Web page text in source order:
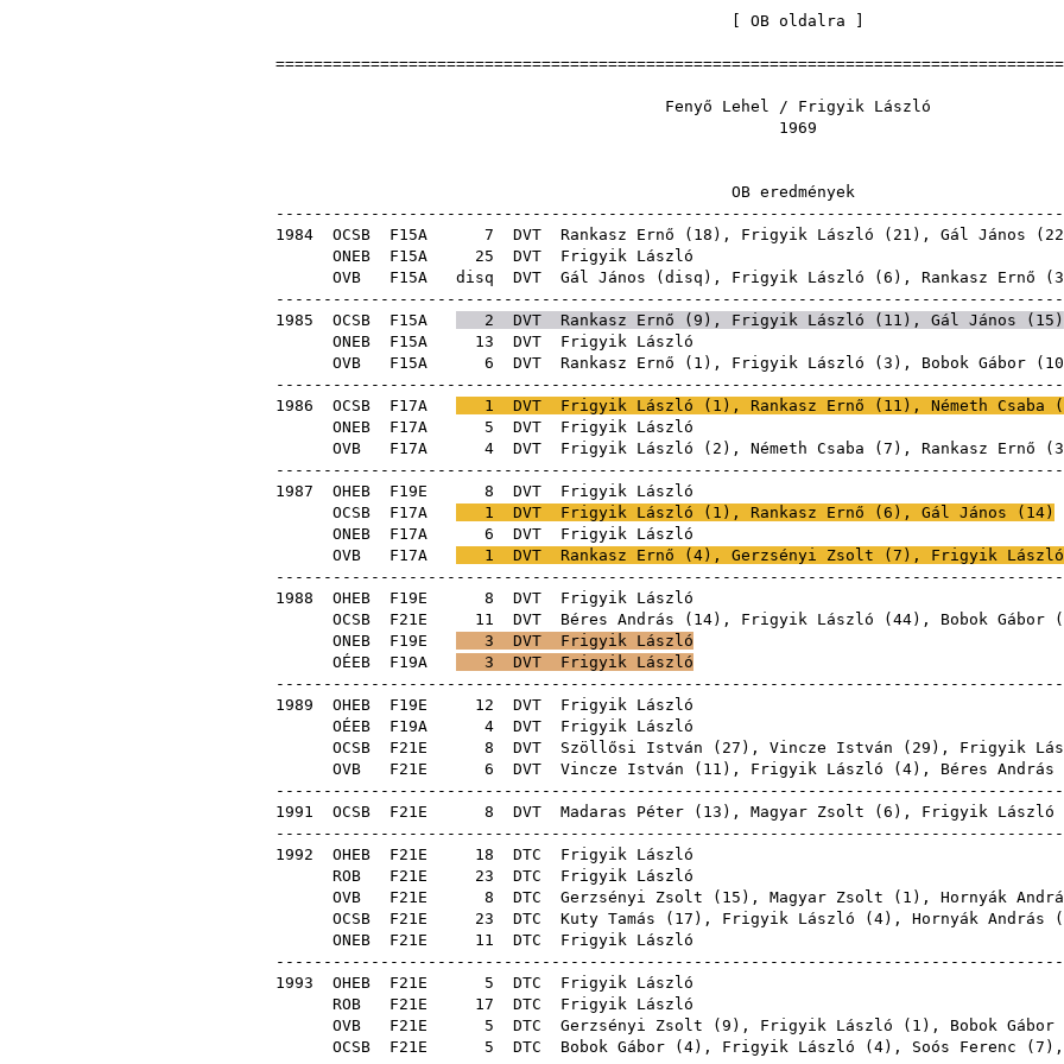
OB oldalra
Fenyő Lehel / Frigyik
OB
1984 OCSB F15A 7 DVT Rankasz Ernő ( 18 ), Frigyik László ( 21 ), Gál János ( 22
ONEB F15A 25 DVT Frigyik
OVB F15A disq DVT Gál János ( disq ), Frigyik László ( 6 ), Rankasz Ernő ( 3
1985 OCSB F15A 2 DVT Rankasz Ernő ( 9 ), Frigyik László ( 11 ), Gál János ( 15 )
ONEB F15A 13 DVT Frigyik
OVB F15A 6 DVT Rankasz Ernő ( 1 ), Frigyik László ( 3 ), Bobok Gábor ( 10
1986 OCSB F17A 1 DVT Frigyik László ( 1 ), Rankasz Ernő ( 11 ), Németh Csaba (
ONEB F17A 5 DVT Frigyik
OVB F17A 4 DVT Frigyik László ( 2 ), Németh Csaba ( 7 ), Rankasz Ernő ( 3
1987 OHEB F19E 8 DVT Frigyik
OCSB F17A 1 DVT Frigyik László ( 1 ), Rankasz Ernő ( 6 ), Gál János ( 14)
ONEB F17A 6 DVT Frigyik
OVB F17A 1 DVT Rankasz Ernő ( 4), Gerzsényi Zsolt ( 7 ), Frigyik
1988 OHEB F19E 8 DVT Frigyik
OCSB F21E 11 DVT Béres András ( 14), Frigyik László ( 44), Bobok Gábor (
ONEB F19E 3 DVT Frigyik László
OÉEB F19A 3 DVT Frigyik László
1989 OHEB F19E 12 DVT Frigyik
OÉEB F19A 4 DVT Frigyik
OCSB F21E 8 DVT Szöllősi István ( 27 ), Vincze István ( 29 ), Frigyik
OVB F21E 6 DVT Vincze István ( 11 ), Frigyik László ( 4), Béres András
1991 OCSB F21E 8 DVT Madaras Péter ( 13 ), Magyar Zsolt ( 6 ), Frigyik László
1992 OHEB F21E 18 DTC Frigyik
ROB F21E 23 DTC Frigyik
OVB F21E 8 DTC Gerzsényi Zsolt ( 15 ), Magyar Zsolt ( 1 ), Hornyák
OCSB F21E 23 DTC Kuty Tamás ( 17 ), Frigyik László ( 4), Hornyák András (
ONEB F21E 11 DTC Frigyik
1993 OHEB F21E 5 DTC Frigyik
ROB F21E 17 DTC Frigyik
OVB F21E 5 DTC Gerzsényi Zsolt ( 9 ), Frigyik László ( 1 ), Bobok Gábor
OCSB F21E 5 DTC Bobok Gábor ( 4), Frigyik László ( 4), Soós Ferenc ( 7 ),